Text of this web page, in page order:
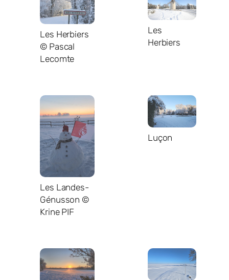
Les Herbiers
© Pascal
Lecomte
Les
Herbiers
Les Landes-
Génusson ©
Krine PIF
Luçon